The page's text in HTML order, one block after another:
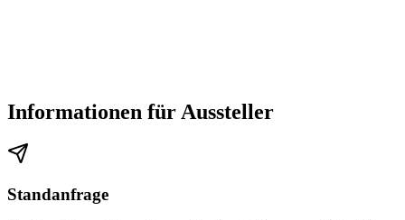
Informationen für Aussteller
Standanfrage